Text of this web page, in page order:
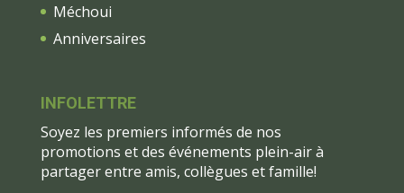
Méchoui
Anniversaires
INFOLETTRE
Soyez les premiers informés de nos
promotions et des événements plein-air à
partager entre amis, collègues et famille!